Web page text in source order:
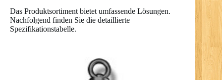
Das Produktsortiment bietet umfassende Lösungen.
Nachfolgend finden Sie die detaillierte
Spezifikationstabelle.